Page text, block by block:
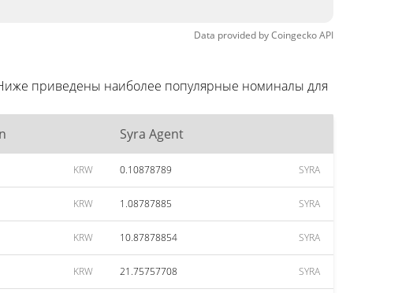
Data provided byCoingeckoAPI
Ниже приведены наиболее популярные номиналы для
Syra Agent
KRW 0.10878789 SYRA
KRW 1.08787885 SYRA
KRW 10.87878854 SYRA
KRW 21.75757708 SYRA